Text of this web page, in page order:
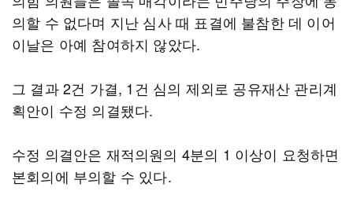
의할 수 없다며 지난 심사 때 표결에 불참한 데 이어
이날은 아예 참여하지 않았다.
그 결과 2건 가결, 1건 심의 제외로 공유재산 관리계
획안이 수정 의결됐다.
수정 의결안은 재적의원의 4분의 1 이상이 요청하면
본회의에 부의할 수 있다.